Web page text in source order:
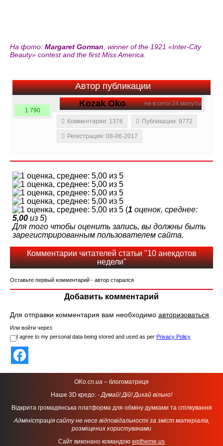
На фото: Margaret Gorman, winner of the 1921 «Inter-City
Beauty» contest and the first Miss America.
Автор публикации
не в сети 24 минуты
Kozak Oko
1 790
Комментарии: 1376
Публикации: 9772
Регистрация: 08-06-2017
(1 оценок, среднее:
5,00 из 5)
Для того чтобы оценить запись, вы должны быть
зарегистрированным пользователем сайта.
Комментарии читателей статьи "10 анекдотов
недели"
Оставьте первый комментарий - автор старался
Добавить комментарий
Для отправки комментария вам необходимо авторизоваться.
Или войти через:
I agree to my personal data being stored and used as per Privacy Policy
OKo.cn.ua – блогоматриця
Наше 3D кредо: -Думай! Дій! Дихай вільно!
Відкрита громадянська платформа для обміну думками та спілкування
Адміністрація сайту не несе відповідальності за зміст матеріалів,
розміщених користувачами
Сайт виконано командою wptheme.us